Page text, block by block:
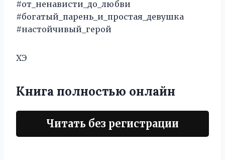
#от_ненависти_до_любви
#богатый_парень_и_простая_девушка
#настойчивый_герой
ХЭ
Книга полностью онлайн
Читать без регистрации